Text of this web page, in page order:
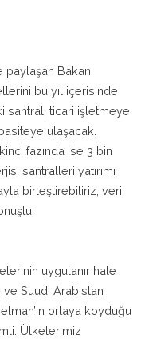
paylaşan Bakan
bu yıl içerisinde
santral, ticari işletmeye
ulaşacak.
fazında ise 3 bin
santralleri yatırımı
birleştirebiliriz, veri
uygulanır hale
ve Suudi Arabistan
ortaya koyduğu
Ülkelerimiz